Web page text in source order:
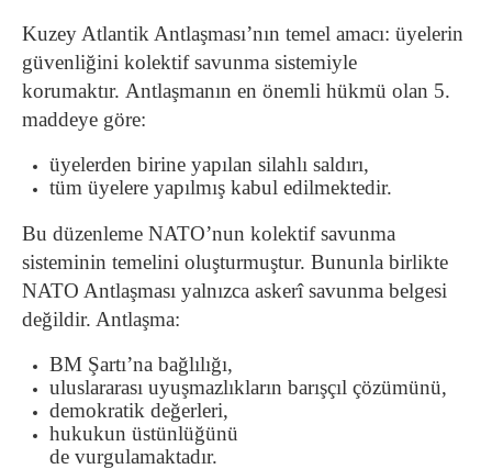
Kuzey Atlantik Antlaşması’nın temel amacı: üyelerin
güvenliğini kolektif savunma sistemiyle
korumaktır. Antlaşmanın en önemli hükmü olan 5.
maddeye göre:
üyelerden birine yapılan silahlı saldırı,
tüm üyelere yapılmış kabul edilmektedir.
Bu düzenleme NATO’nun kolektif savunma
sisteminin temelini oluşturmuştur. Bununla birlikte
NATO Antlaşması yalnızca askerî savunma belgesi
değildir. Antlaşma:
BM Şartı’na bağlılığı,
uluslararası uyuşmazlıkların barışçıl çözümünü,
demokratik değerleri,
hukukun üstünlüğünü
de vurgulamaktadır.